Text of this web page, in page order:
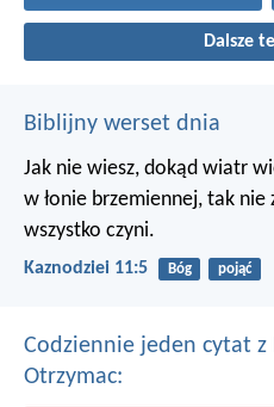
Dalsze
Biblijny werset dnia
Jak nie wiesz, dokąd wiatr
w łonie brzemiennej, tak nie
wszystko czyni.
Kaznodziei 11:5 Bóg pojąć
Codziennie jeden cytat z
Otrzymac: